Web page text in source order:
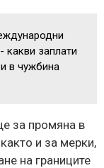
заплати
в чужбина
за промяна в
и за мерки,
на границите